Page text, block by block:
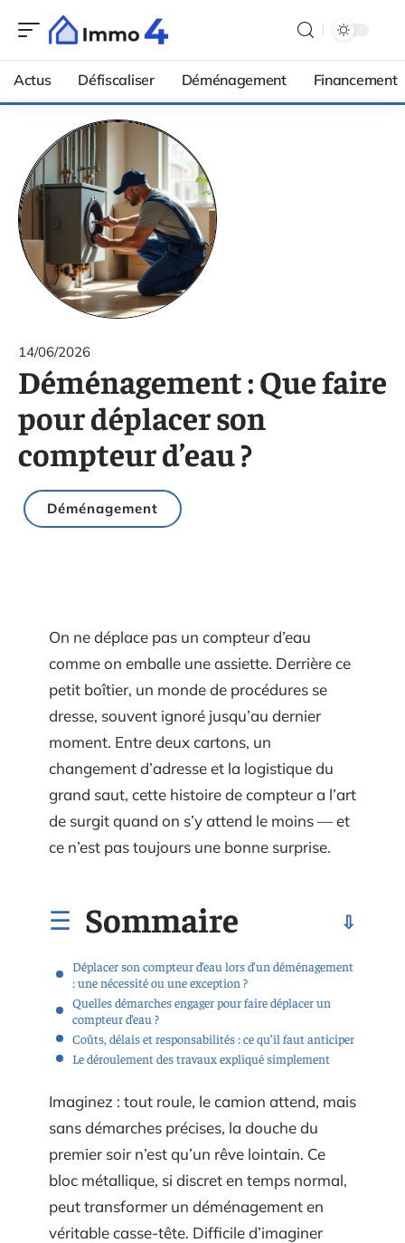
Actus Défiscaliser Déménagement Financement
14/06/2026
Déménagement : Que faire
pour déplacer son
compteur d’eau ?
Déménagement
On ne déplace pas un compteur d’eau
comme on emballe une assiette. Derrière ce
petit boîtier, un monde de procédures se
dresse, souvent ignoré jusqu’au dernier
moment. Entre deux cartons, un
changement d’adresse et la logistique du
grand saut, cette histoire de compteur a l’art
de surgit quand on s’y attend le moins — et
ce n’est pas toujours une bonne surprise.
Sommaire
Déplacer son compteur d’eau lors d’un déménagement
: une nécessité ou une exception ?
Quelles démarches engager pour faire déplacer un
compteur d’eau ?
Coûts, délais et responsabilités : ce qu’il faut anticiper
Le déroulement des travaux expliqué simplement
Imaginez : tout roule, le camion attend, mais
sans démarches précises, la douche du
premier soir n’est qu’un rêve lointain. Ce
bloc métallique, si discret en temps normal,
peut transformer un déménagement en
véritable casse-tête. Difficile d’imaginer